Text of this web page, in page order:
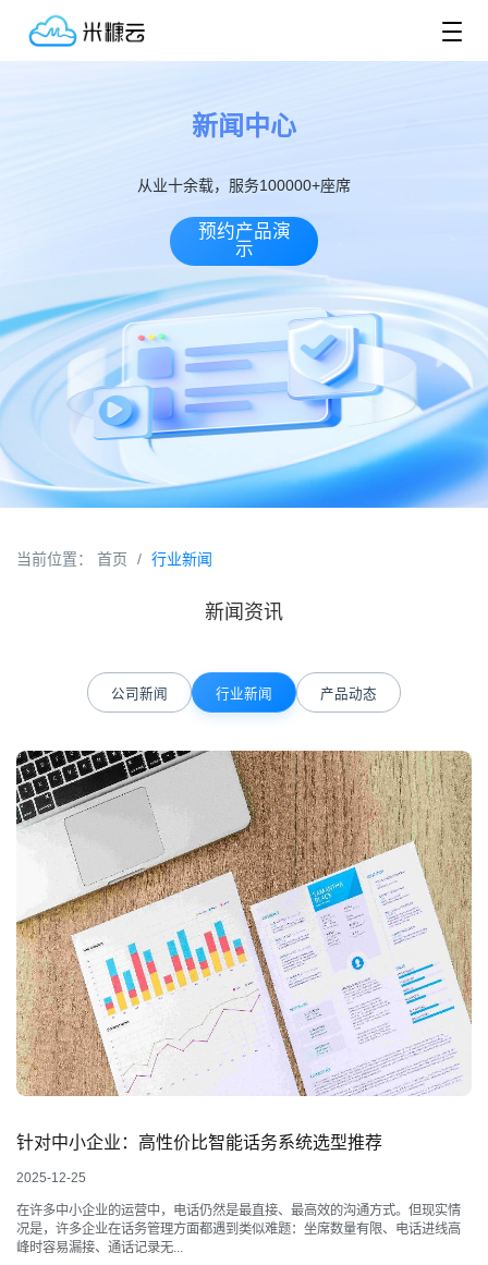
新闻中心
从业十余载，服务100000+座席
预约产品演
示
当前位置： 首页 / 行业新闻
新闻资讯
公司新闻 行业新闻 产品动态
针对中小企业：高性价比智能话务系统选型推荐
2025-12-25
在许多中小企业的运营中，电话仍然是最直接、最高效的沟通方式。但现实情
况是，许多企业在话务管理方面都遇到类似难题：坐席数量有限、电话进线高
峰时容易漏接、通话记录无...